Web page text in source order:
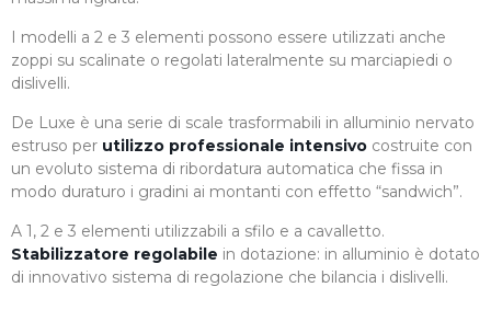
I modelli a 2 e 3 elementi possono essere utilizzati anche
zoppi su scalinate o regolati lateralmente su marciapiedi o
dislivelli.
De Luxe è una serie di scale trasformabili in alluminio nervato
estruso per utilizzo professionale intensivo costruite con
un evoluto sistema di ribordatura automatica che fissa in
modo duraturo i gradini ai montanti con effetto “sandwich”.
A 1, 2 e 3 elementi utilizzabili a sfilo e a cavalletto.
Stabilizzatore regolabile in dotazione: in alluminio è dotato
di innovativo sistema di regolazione che bilancia i dislivelli.